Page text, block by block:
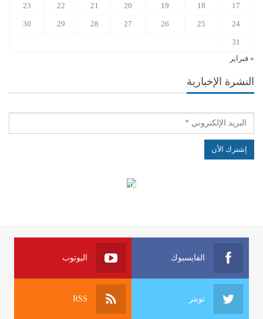
17
18
19
20
21
22
23
24
25
26
27
28
29
30
31
« فبراير
النشرة الإخبارية
الهياكل الخاضعة لقانون النفاذ إلى المعلومة
الفايسبوك اليوتوب
تويتر RSS